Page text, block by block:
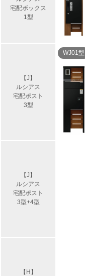
宅配ボックス
1型
【J】
ルシアス
宅配ポスト
3型
WJ01型
【J】
ルシアス
宅配ポスト
3型+4型
【H】